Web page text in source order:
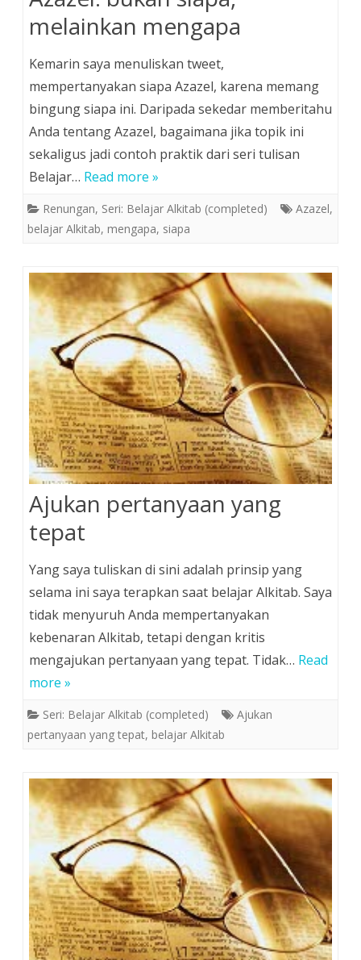
melainkan mengapa
Kemarin saya menuliskan tweet,
mempertanyakan siapa Azazel, karena memang
bingung siapa ini. Daripada sekedar memberitahu
Anda tentang Azazel, bagaimana jika topik ini
sekaligus jadi contoh praktik dari seri tulisan
Belajar… Read more »
Renungan, Seri: Belajar Alkitab (completed) Azazel,
belajar Alkitab, mengapa, siapa
Ajukan pertanyaan yang
tepat
Yang saya tuliskan di sini adalah prinsip yang
selama ini saya terapkan saat belajar Alkitab. Saya
tidak menyuruh Anda mempertanyakan
kebenaran Alkitab, tetapi dengan kritis
mengajukan pertanyaan yang tepat. Tidak… Read
more »
Seri: Belajar Alkitab (completed)
Ajukan
pertanyaan yang tepat, belajar Alkitab